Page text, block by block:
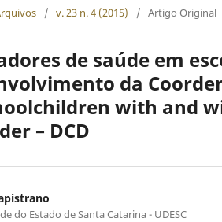
/ v. 23 n. 4 (2015) / Artigo Original
de saúde em
da
with and
– DCD
do Estado de Santa Catarina - UDESC